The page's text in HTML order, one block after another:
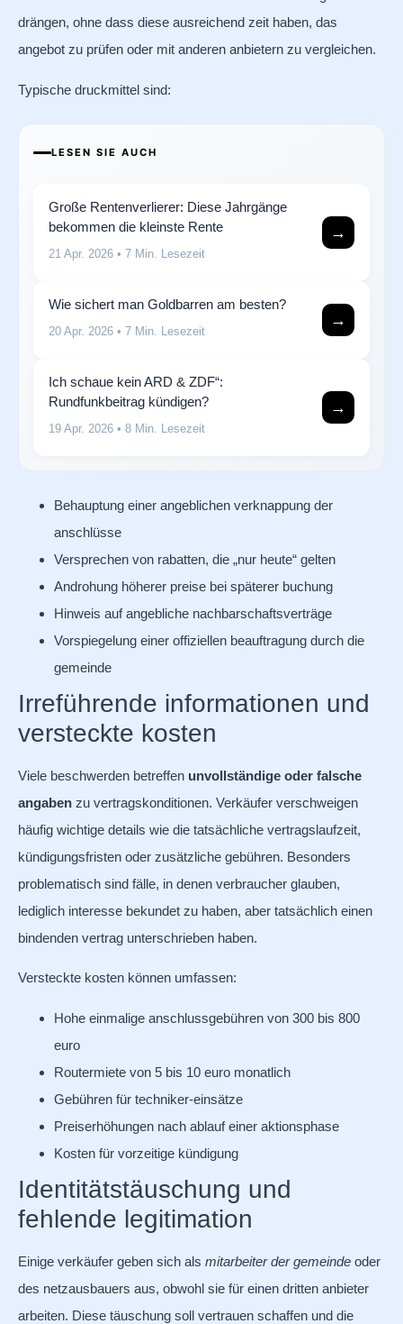
drängen, ohne dass diese ausreichend zeit haben, das
angebot zu prüfen oder mit anderen anbietern zu vergleichen.
Typische druckmittel sind:
LESEN SIE AUCH
Große Rentenverlierer: Diese Jahrgänge
bekommen die kleinste Rente
21 Apr. 2026 • 7 Min. Lesezeit
→
Wie sichert man Goldbarren am besten?
20 Apr. 2026 • 7 Min. Lesezeit
→
Ich schaue kein ARD & ZDF“:
Rundfunkbeitrag kündigen?
19 Apr. 2026 • 8 Min. Lesezeit
→
Behauptung einer angeblichen verknappung der
anschlüsse
Versprechen von rabatten, die „nur heute“ gelten
Androhung höherer preise bei späterer buchung
Hinweis auf angebliche nachbarschaftsverträge
Vorspiegelung einer offiziellen beauftragung durch die
gemeinde
Irreführende informationen und
versteckte kosten
Viele beschwerden betreffen unvollständige oder falsche
angaben zu vertragskonditionen. Verkäufer verschweigen
häufig wichtige details wie die tatsächliche vertragslaufzeit,
kündigungsfristen oder zusätzliche gebühren. Besonders
problematisch sind fälle, in denen verbraucher glauben,
lediglich interesse bekundet zu haben, aber tatsächlich einen
bindenden vertrag unterschrieben haben.
Versteckte kosten können umfassen:
Hohe einmalige anschlussgebühren von 300 bis 800
euro
Routermiete von 5 bis 10 euro monatlich
Gebühren für techniker-einsätze
Preiserhöhungen nach ablauf einer aktionsphase
Kosten für vorzeitige kündigung
Identitätstäuschung und
fehlende legitimation
Einige verkäufer geben sich als mitarbeiter der gemeinde oder
des netzausbauers aus, obwohl sie für einen dritten anbieter
arbeiten. Diese täuschung soll vertrauen schaffen und die